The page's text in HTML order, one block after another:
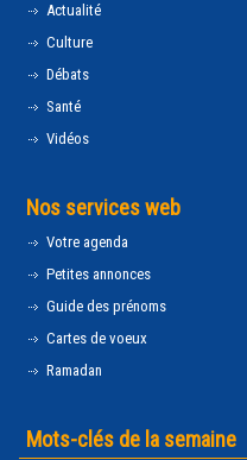
Actualité
Culture
Débats
Santé
Vidéos
Nos services web
Votre agenda
Petites annonces
Guide des prénoms
Cartes de voeux
Ramadan
Mots-clés de la semaine